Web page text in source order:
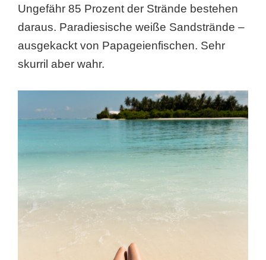
Ungefähr 85 Prozent der Strände bestehen
daraus. Paradiesische weiße Sandstrände –
ausgekackt von Papageienfischen. Sehr
skurril aber wahr.